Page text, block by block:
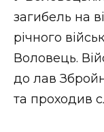
НОВИНИ
загибель на
річного
Воловець.
до лав
та проходив